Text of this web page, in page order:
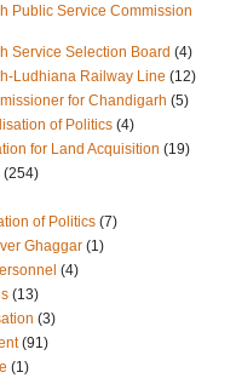
Public Service Commission
Service Selection Board (4)
Ludhiana Railway Line (12)
for Chandigarh (5)
of Politics (4)
for Land Acquisition (19)
(254)
of Politics (7)
Ghaggar (1)
(4)
(13)
(3)
(91)
(1)